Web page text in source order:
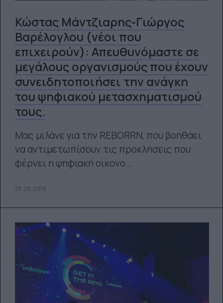
Κώστας Μάντζιαρης-Γιώργος
Βαρέλογλου (νέοι που
επιχειρούν): Απευθυνόμαστε σε
μεγάλους οργανισμούς που έχουν
συνειδητοποιήσει την ανάγκη
του ψηφιακού μετασχηματισμού
τους.
Μας μιλάνε για την REBORRN, που βοηθάει
να αντιμετωπίσουν τις προκλήσεις που
φέρνει η ψηφιακή οικονο...
25.08.2019